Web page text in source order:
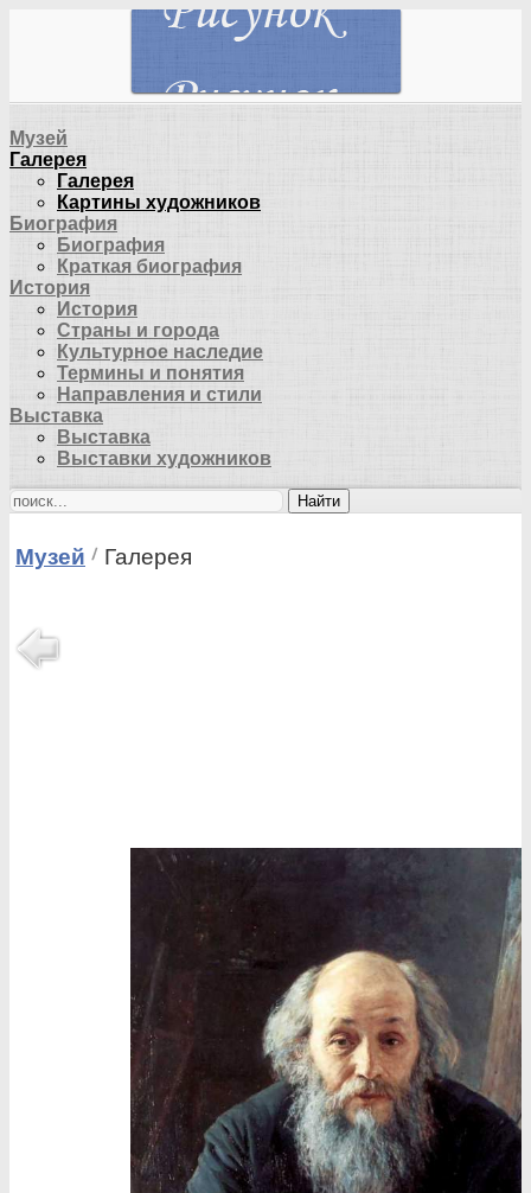
Музей
Галерея
Галерея
Картины художников
Биография
Биография
Краткая биография
История
История
Страны и города
Культурное наследие
Термины и понятия
Направления и стили
Выставка
Выставка
Выставки художников
Найти
Музей Галерея